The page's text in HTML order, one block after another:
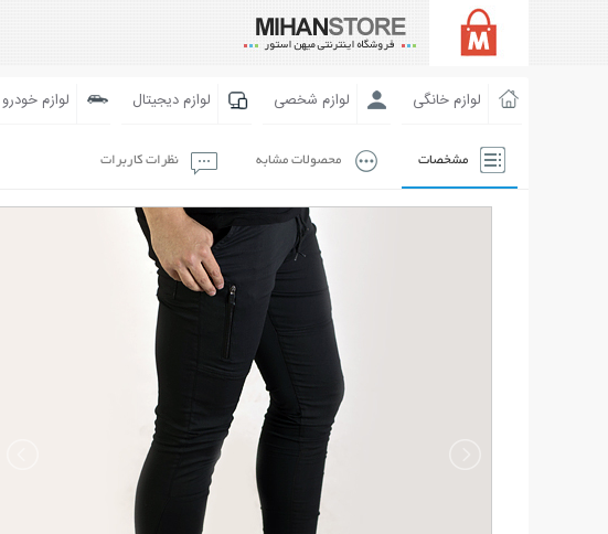
لوازم خانگی لوازم شخصی لوازم دیجیتال لوازم خودرو
مشخصات محصولات مشابه نظرات کاربرات